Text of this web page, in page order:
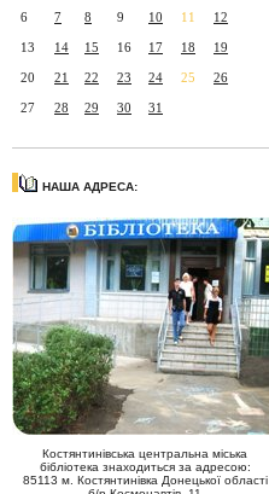
6 7 8 9 10 11 12
13 14 15 16 17 18 19
20 21 22 23 24 25 26
27 28 29 30 31
НАША АДРЕСА:
Костянтинівська центральна міська
бібліотека знаходиться за адресою:
85113 м. Костянтинівка Донецької області